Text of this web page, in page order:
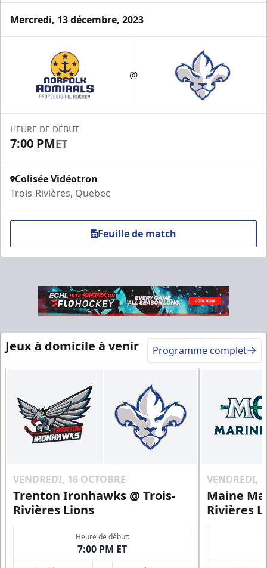
Loge VIP
Espace Prestige Info
Appel (819) 519-1634 poste 200
Espace Prestige Info
Contactez-nous
Mercredi, 13 décembre, 2023
@
HEURE DE DÉBUT
7:00 PMET
Colisée Vidéotron
Trois-Rivières, Quebec
Feuille de match
Jeux à domicile à venir Programme complet
VENDREDI, 16 OCTOBRE
Trenton Ironhawks @ Trois-
Rivières Lions
Heure de début:
7:00 PM ET
VENDREDI,
Maine
Rivières